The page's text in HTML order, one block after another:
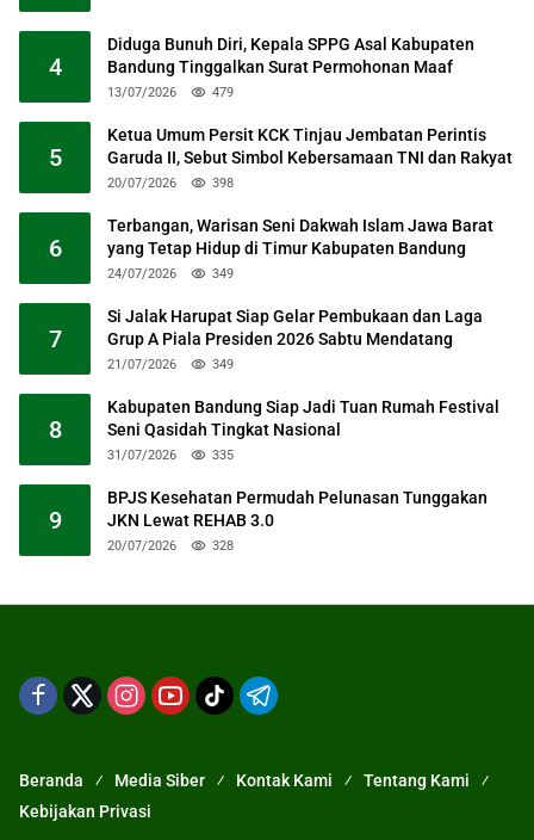
4
Diduga Bunuh Diri, Kepala SPPG Asal Kabupaten
Bandung Tinggalkan Surat Permohonan Maaf
13/07/2026 479
5
Ketua Umum Persit KCK Tinjau Jembatan Perintis
Garuda II, Sebut Simbol Kebersamaan TNI dan Rakyat
20/07/2026 398
6
Terbangan, Warisan Seni Dakwah Islam Jawa Barat
yang Tetap Hidup di Timur Kabupaten Bandung
24/07/2026 349
7
Si Jalak Harupat Siap Gelar Pembukaan dan Laga
Grup A Piala Presiden 2026 Sabtu Mendatang
21/07/2026 349
8
Kabupaten Bandung Siap Jadi Tuan Rumah Festival
Seni Qasidah Tingkat Nasional
31/07/2026 335
9
BPJS Kesehatan Permudah Pelunasan Tunggakan
JKN Lewat REHAB 3.0
20/07/2026 328
Beranda Media Siber Kontak Kami
Tentang Kami
Kebijakan Privasi